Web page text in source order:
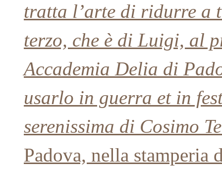
tratta l’arte di ridurre a
terzo, che è di Luigi, al
Accademia Delia di
usarlo in guerra et in
serenissima di Cosimo
Padova, nella stamperia